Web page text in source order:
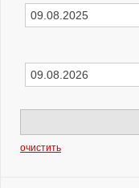
очистить